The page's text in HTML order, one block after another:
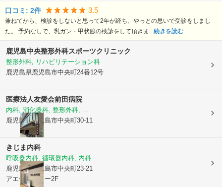
口コミ: 2件 3.5
兼ねてから、検診をしないと思って2年が経ち、やっとの思いで受診をしまし
た。 予約なしで、乳ガン・甲状腺の検診をして頂きま...続きを読む
鹿児島中央整形外科スポーツクリニック
整形外科, リハビリテーション科
鹿児島県鹿児島市中央町24番12号
医療法人友愛会前田病院
内科, 消化器科, 整形外科, ...
鹿児島県鹿児島市中央町30-11
きじま内科
呼吸器内科, 循環器内科, 内科
鹿児島県鹿児島市中央町23-21
アエールタワー2F